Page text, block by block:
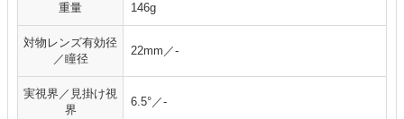
重量 146g
対物レンズ有効径
／瞳径
22mm／-
実視界／見掛け視
界
6.5°／-